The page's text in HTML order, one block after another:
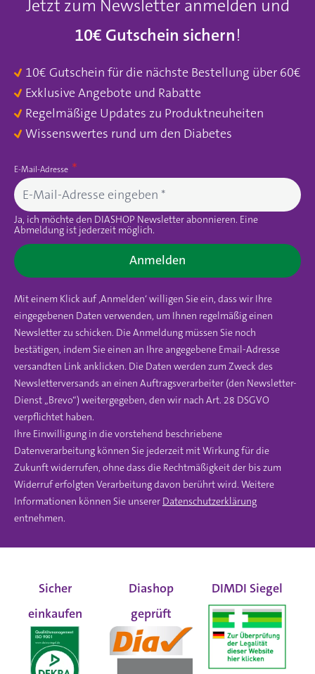
Jetzt zum Newsletter anmelden und
10€ Gutschein sichern!
10€ Gutschein für die nächste Bestellung über 60€
Exklusive Angebote und Rabatte
Regelmäßige Updates zu Produktneuheiten
Wissenswertes rund um den Diabetes
E-Mail-Adresse
Ja, ich möchte den DIASHOP Newsletter abonnieren. Eine
Abmeldung ist jederzeit möglich.
Anmelden
Mit einem Klick auf ‚Anmelden‘ willigen Sie ein, dass wir Ihre
eingegebenen Daten verwenden, um Ihnen regelmäßig einen
Newsletter zu schicken. Die Anmeldung müssen Sie noch
bestätigen, indem Sie einen an Ihre angegebene Email-Adresse
versandten Link anklicken. Die Daten werden zum Zweck des
Newsletterversands an einen Auftragsverarbeiter (den Newsletter-
Dienst „Brevo“) weitergegeben, den wir nach Art. 28 DSGVO
verpflichtet haben.
Ihre Einwilligung in die vorstehend beschriebene
Datenverarbeitung können Sie jederzeit mit Wirkung für die
Zukunft widerrufen, ohne dass die Rechtmäßigkeit der bis zum
Widerruf erfolgten Verarbeitung davon berührt wird. Weitere
Informationen können Sie unserer Datenschutzerklärung
entnehmen.
Sicher
einkaufen
Diashop
geprüft
DIMDI Siegel